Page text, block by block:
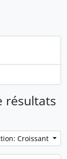
résultats
Croissant